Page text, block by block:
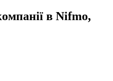
в Nifmo,